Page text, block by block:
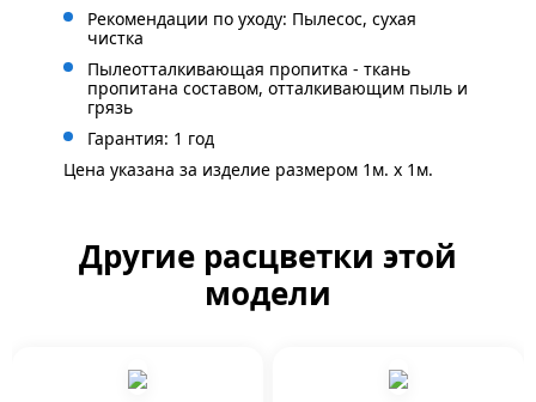
Рекомендации по уходу: Пылесос, сухая
чистка
Пылеотталкивающая пропитка - ткань
пропитана составом, отталкивающим пыль и
грязь
Гарантия: 1 год
Цена указана за изделие размером 1м. x 1м.
Другие расцветки этой
модели